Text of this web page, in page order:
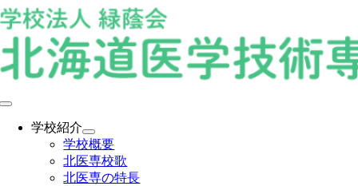
Skip
to
content
Toggle
Navigation学校紹介
学校概要
北医専校歌
北医専の特長